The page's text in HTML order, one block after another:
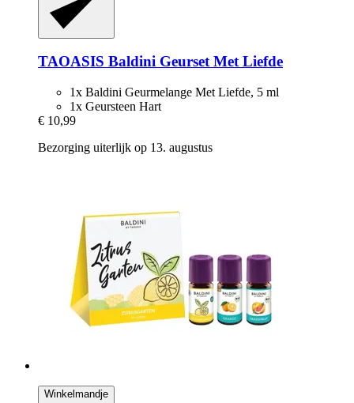
TAOASIS Baldini Geurset Met Liefde
1x Baldini Geurmelange Met Liefde, 5 ml
1x Geursteen Hart
€ 10,99
Bezorging uiterlijk op 13. augustus
Winkelmandje